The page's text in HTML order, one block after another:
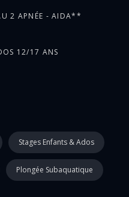
2 APNÉE - AIDA**
12/17 ANS
Stages Enfants & Ados
Plongée Subaquatique